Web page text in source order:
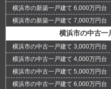
横浜市の新築一戸建て 6,000万円台
横浜市の新築一戸建て 7,000万円台
横浜市の中古一
横浜市の中古一戸建て 3,000万円台
横浜市の中古一戸建て 4,000万円台
横浜市の中古一戸建て 5,000万円台
横浜市の中古一戸建て 6,000万円台